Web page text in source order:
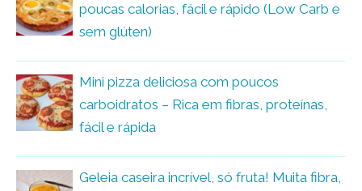
poucas calorias, fácil e rápido (Low Carb e
sem glúten)
Mini pizza deliciosa com poucos
carboidratos – Rica em fibras, proteínas,
fácil e rápida
Geleia caseira incrível, só fruta! Muita fibra,